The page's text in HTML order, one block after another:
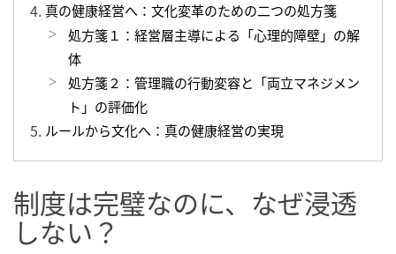
真の健康経営へ：文化変革のための二つの処方箋
処方箋１：経営層主導による「心理的障壁」の解
体
処方箋２：管理職の行動変容と「両立マネジメン
ト」の評価化
ルールから文化へ：真の健康経営の実現
制度は完璧なのに、なぜ浸透
しない？